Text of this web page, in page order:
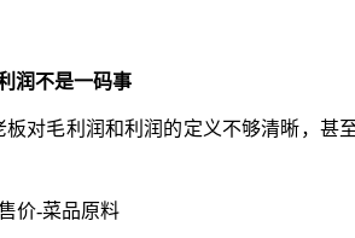
润不是一码事
板对毛利润和利润的定义不够清晰，甚
价-菜品原料